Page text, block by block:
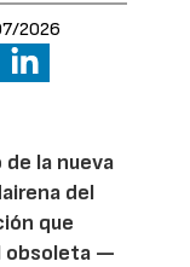
2026
la nueva
del
que
obsoleta —